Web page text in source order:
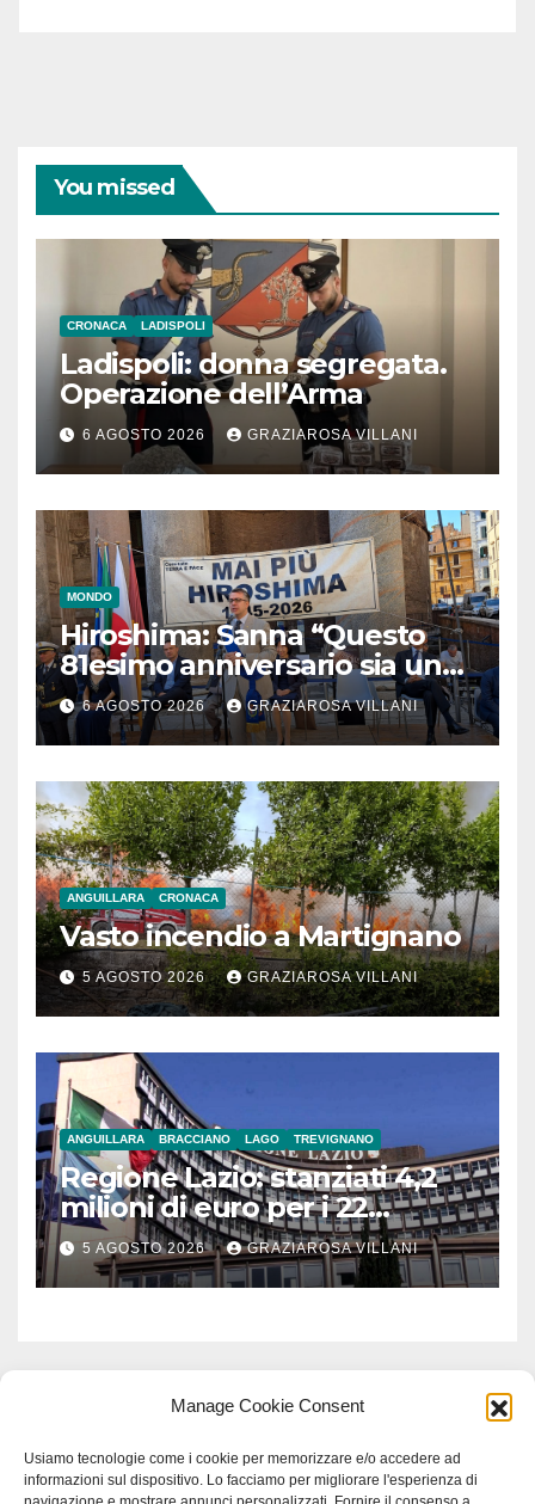
Manage Cookie Consent
Usiamo tecnologie come i cookie per memorizzare e/o accedere ad
informazioni sul dispositivo. Lo facciamo per migliorare l'esperienza di
You missed
CRONACA LADISPOLI
Ladispoli: donna segregata.
Operazione dell’Arma
6 AGOSTO 2026 GRAZIAROSA VILLANI
MONDO
Hiroshima: Sanna “Questo
81esimo anniversario sia un
monito per tutti”
6 AGOSTO 2026 GRAZIAROSA VILLANI
ANGUILLARA CRONACA
Vasto incendio a Martignano
5 AGOSTO 2026 GRAZIAROSA VILLANI
ANGUILLARA BRACCIANO LAGO TREVIGNANO
Regione Lazio: stanziati 4,2
milioni di euro per i 22
Comuni dell’Etruria
Meridionale
5 AGOSTO 2026 GRAZIAROSA VILLANI